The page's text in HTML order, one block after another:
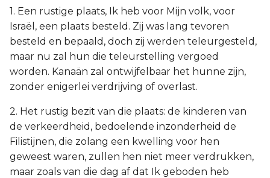
1. Een rustige plaats, Ik heb voor Mijn volk, voor
Israël, een plaats besteld. Zij was lang tevoren
besteld en bepaald, doch zij werden teleurgesteld,
maar nu zal hun die teleurstelling vergoed
worden. Kanaän zal ontwijfelbaar het hunne zijn,
zonder enigerlei verdrijving of overlast.
2. Het rustig bezit van die plaats: de kinderen van
de verkeerdheid, bedoelende inzonderheid de
Filistijnen, die zolang een kwelling voor hen
geweest waren, zullen hen niet meer verdrukken,
maar zoals van die dag af dat Ik geboden heb